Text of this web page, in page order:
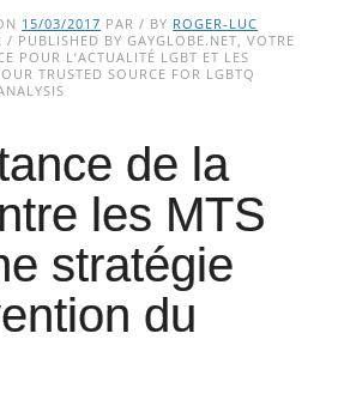
15/03/2017 PAR / BY ROGER-LUC
/ PUBLISHED BY GAYGLOBE.NET, VOTRE
POUR L’ACTUALITÉ LGBT ET LES
TRUSTED SOURCE FOR LGBTQ
de la
les MTS
stratégie
du